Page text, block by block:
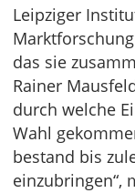
Leipziger
das sie
Rainer
durch welche
Wahl
bestand bis
einzubringen“,